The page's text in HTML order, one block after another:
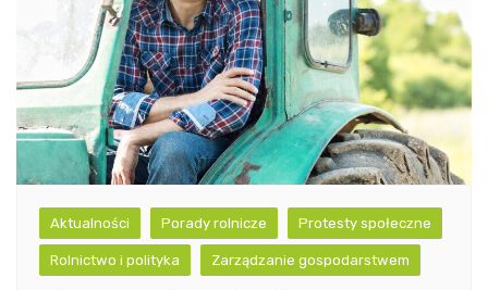
Aktualności Porady rolnicze Protesty społeczne
Rolnictwo i polityka Zarządzanie gospodarstwem